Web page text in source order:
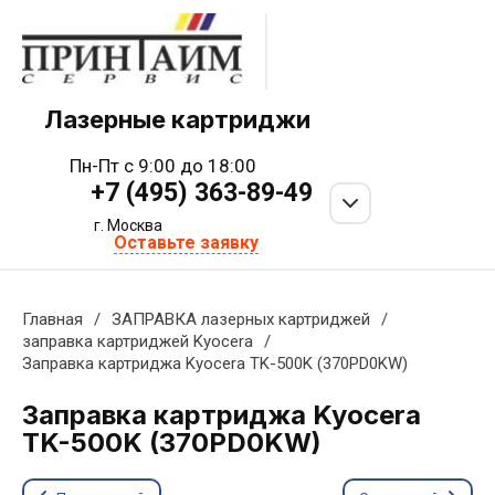
Лазерные картриджи
Пн-Пт с 9:00 до 18:00
+7 (495) 363-89-49
г. Москва
Оставьте заявку
Главная / ЗАПРАВКА лазерных картриджей
/
заправка картриджей Kyocera /
Заправка картриджа Kyocera TK-500K (370PD0KW)
Заправка картриджа Kyocera
TK-500K (370PD0KW)